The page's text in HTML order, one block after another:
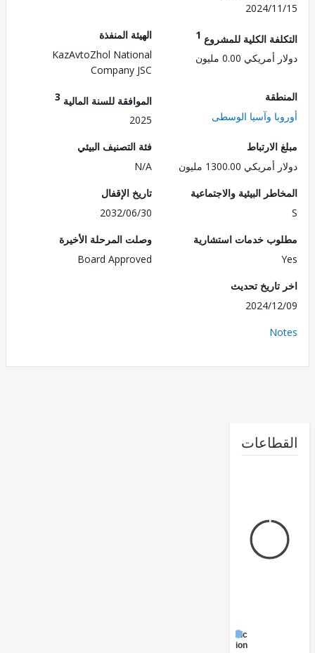
2024/
الكلية للمشروع1
0.00 مليون
الهيئة المنفذة
KazAvtoZhol National
Company JSC
وآسيا الوسطى
الموافقة للسنة المالية3
1300.00 مليون
فئة التصنيف البيئي
N/A
البيئية والاجتماعية
تاريخ الإقفال
2032/06/30
خدمات استشارية
وصلت المرحلة الأخيرة
Board Approved
تحديث
2024/
Administration